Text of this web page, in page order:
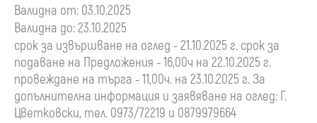
Валидна от: 03.10.2025
Валидна до: 23.10.2025
срок за извършване на оглед - 21.10.2025 г. срок за
подаване на Предложения - 16,00ч на 22.10.2025 г.
провеждане на търга - 11,00ч. на 23.10.2025 г. За
допълнителна информация и заявяване на оглед: Г.
Цветковски, тел. 0973/72219 и 0879979664